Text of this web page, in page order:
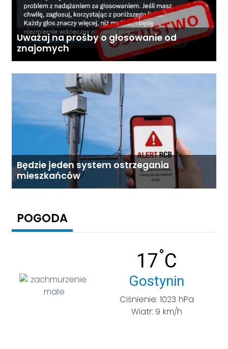
Uważaj na prośby o głosowanie od
znajomych
Będzie jeden system ostrzegania
mieszkańców
POGODA
17°C
Miasto:
Gostynin
Ciśnienie: 1023 hPa
Wiatr: 9 km/h